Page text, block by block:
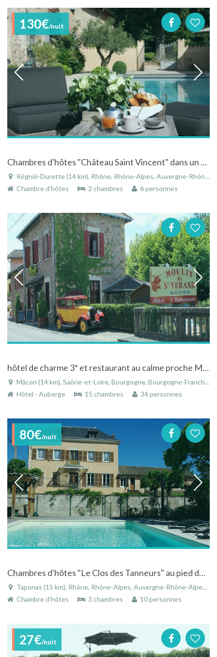
130€/nuit
Chambres d'hôtes "Château Saint Vincent" dans un parc d'un hectare avec piscine
Régnié-Durette (14 km), Rhône, Rhône-Alpes, Auvergne-Rhône-Alpes, France
Chambre d'hôtes
2 chambres 6 personnes
hôtel de charme 3* et restaurant au calme proche Mâcon avec piscine, parking privé
Mâcon (14 km), Saône-et-Loire, Bourgogne, Bourgogne-Franche-Comté, France
Hôtel - Auberge
15 chambres 34 personnes
80€/nuit
Chambres d'hôtes "Le Clos des Tanneurs" au pied du Beaujolais
Taponas (15 km), Rhône, Rhône-Alpes, Auvergne-Rhône-Alpes, France
Chambre d'hôtes
3 chambres 10 personnes
27€/nuit